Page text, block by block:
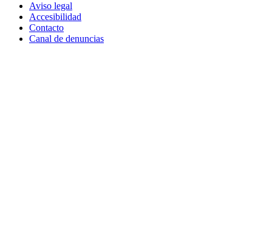
Aviso legal
Accesibilidad
Contacto
Canal de denuncias